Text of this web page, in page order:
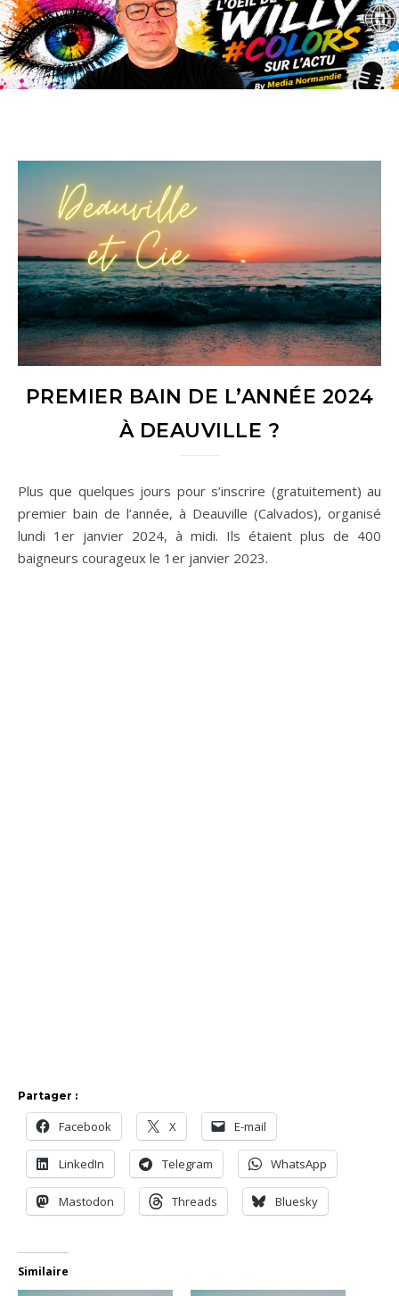
PREMIER BAIN DE L’ANNÉE 2024
À DEAUVILLE ?
Plus que quelques jours pour s’inscrire (gratuitement) au
premier bain de l’année, à Deauville (Calvados), organisé
lundi 1er janvier 2024, à midi. Ils étaient plus de 400
baigneurs courageux le 1er janvier 2023.
Partager :
Facebook X E-mail
LinkedIn Telegram WhatsApp
Mastodon Threads Bluesky
Similaire